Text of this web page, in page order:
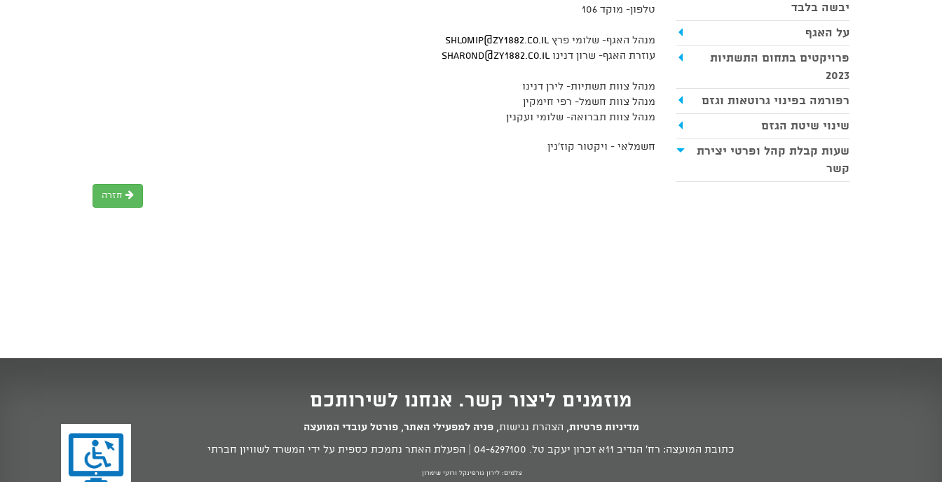
טלפון- מוקד 106
מנהל האגף- שלומי פרץshlomip@zy1882.co.il
עוזרת האגף- שרון דנינוsharond@zy1882.co.il
מנהל צוות תשתיות- לירן דנינו
מנהל צוות חשמל- רפי חימקין
מנהל צוות תברואה- שלומי ועקנין
חשמלאי - ויקטור קוז'נין
חזרה
יבשה בלבד
על האגף
פרויקטים בתחום התשתיות
2023
רפורמה בפינוי גרוטאות וגזם
שינוי שיטת הגזם
שעות קבלת קהל ופרטי יצירת
קשר
מוזמנים ליצור קשר. אנחנו לשירותכם
מדיניות פרטיות, הצהרת נגישות,פניה למפעילי האתר,פורטל עובדי המועצה
כתובת המועצה: רח' הנדיב 11א זכרון יעקב טל.
04-6297100 | הפעלת האתר נתמכת כספית על ידי המשרד לשוויון חברתי
צלמים: לירון גורפינקל ורועי שימרון